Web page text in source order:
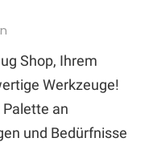
Shop, Ihrem
Werkzeuge!
an
und Bedürfnisse